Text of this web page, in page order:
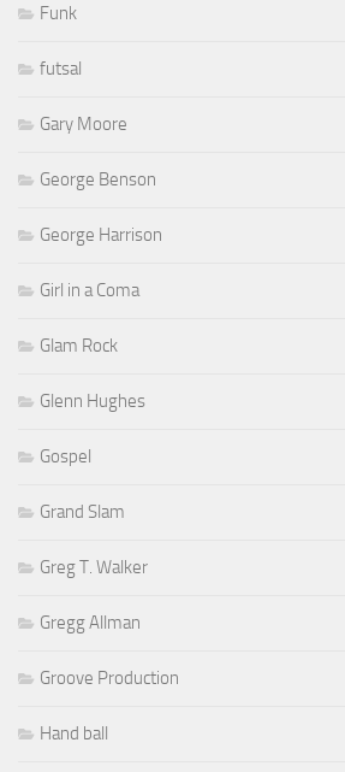
Funk
futsal
Gary Moore
George Benson
George Harrison
Girl in a Coma
Glam Rock
Glenn Hughes
Gospel
Grand Slam
Greg T. Walker
Gregg Allman
Groove Production
Hand ball